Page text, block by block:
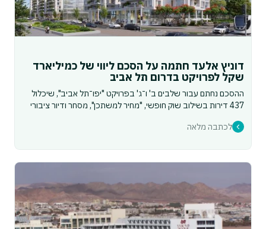
דוניץ אלעד חתמה על הסכם ליווי של כמיליארד
שקל לפרויקט בדרום תל אביב
ההסכם נחתם עבור שלבים ב' ו־ג' בפרויקט "יפו־תל אביב", שיכלול
437 דירות בשילוב שוק חופשי, "מחיר למשתכן", מסחר ודיור ציבורי
לכתבה מלאה